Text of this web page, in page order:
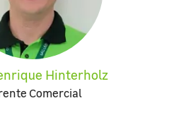
Hinterholz
Comercial